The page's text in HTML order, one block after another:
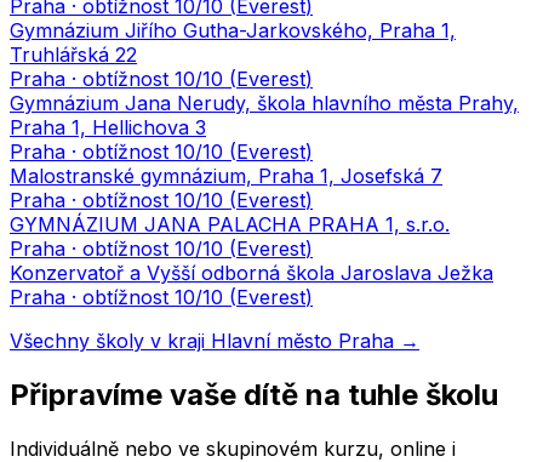
Praha · obtížnost 10/10 (Everest)
Gymnázium Jiřího Gutha-Jarkovského, Praha 1,
Truhlářská 22
Praha · obtížnost 10/10 (Everest)
Gymnázium Jana Nerudy, škola hlavního města Prahy,
Praha 1, Hellichova 3
Praha · obtížnost 10/10 (Everest)
Malostranské gymnázium, Praha 1, Josefská 7
Praha · obtížnost 10/10 (Everest)
GYMNÁZIUM JANA PALACHA PRAHA 1, s.r.o.
Praha · obtížnost 10/10 (Everest)
Konzervatoř a Vyšší odborná škola Jaroslava Ježka
Praha · obtížnost 10/10 (Everest)
Všechny školy v kraji Hlavní město Praha →
Připravíme vaše dítě na tuhle školu
Individuálně nebo ve skupinovém kurzu, online i